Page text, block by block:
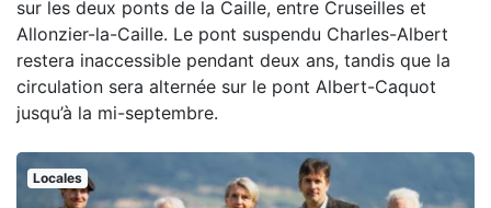
sur les deux ponts de la Caille, entre Cruseilles et
Allonzier-la-Caille. Le pont suspendu Charles-Albert
restera inaccessible pendant deux ans, tandis que la
circulation sera alternée sur le pont Albert-Caquot
jusqu’à la mi-septembre.
Locales